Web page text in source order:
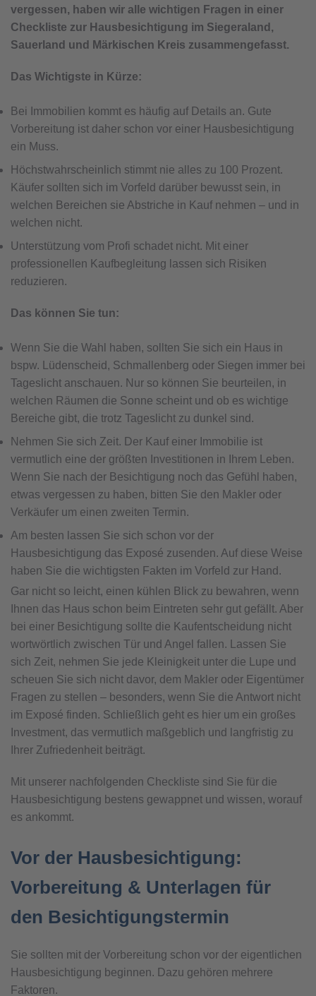
vergessen, haben wir alle wichtigen Fragen in einer
Checkliste zur Hausbesichtigung im Siegeraland,
Sauerland und Märkischen Kreis zusammengefasst.
Das Wichtigste in Kürze:
Bei Immobilien kommt es häufig auf Details an. Gute
Vorbereitung ist daher schon vor einer Hausbesichtigung
ein Muss.
Höchstwahrscheinlich stimmt nie alles zu 100 Prozent.
Käufer sollten sich im Vorfeld darüber bewusst sein, in
welchen Bereichen sie Abstriche in Kauf nehmen – und in
welchen nicht.
Unterstützung vom Profi schadet nicht. Mit einer
professionellen Kaufbegleitung lassen sich Risiken
reduzieren.
Das können Sie tun:
Wenn Sie die Wahl haben, sollten Sie sich ein Haus in
bspw. Lüdenscheid, Schmallenberg oder Siegen immer bei
Tageslicht anschauen. Nur so können Sie beurteilen, in
welchen Räumen die Sonne scheint und ob es wichtige
Bereiche gibt, die trotz Tageslicht zu dunkel sind.
Nehmen Sie sich Zeit. Der Kauf einer Immobilie ist
vermutlich eine der größten Investitionen in Ihrem Leben.
Wenn Sie nach der Besichtigung noch das Gefühl haben,
etwas vergessen zu haben, bitten Sie den Makler oder
Verkäufer um einen zweiten Termin.
Am besten lassen Sie sich schon vor der
Hausbesichtigung das Exposé zusenden. Auf diese Weise
haben Sie die wichtigsten Fakten im Vorfeld zur Hand.
Gar nicht so leicht, einen kühlen Blick zu bewahren, wenn
Ihnen das Haus schon beim Eintreten sehr gut gefällt. Aber
bei einer Besichtigung sollte die Kaufentscheidung nicht
wortwörtlich zwischen Tür und Angel fallen. Lassen Sie
sich Zeit, nehmen Sie jede Kleinigkeit unter die Lupe und
scheuen Sie sich nicht davor, dem Makler oder Eigentümer
Fragen zu stellen – besonders, wenn Sie die Antwort nicht
im Exposé finden. Schließlich geht es hier um ein großes
Investment, das vermutlich maßgeblich und langfristig zu
Ihrer Zufriedenheit beiträgt.
Mit unserer nachfolgenden Checkliste sind Sie für die
Hausbesichtigung bestens gewappnet und wissen, worauf
es ankommt.
Vor der Hausbesichtigung:
Vorbereitung & Unterlagen für
den Besichtigungstermin
Sie sollten mit der Vorbereitung schon vor der eigentlichen
Hausbesichtigung beginnen. Dazu gehören mehrere
Faktoren.